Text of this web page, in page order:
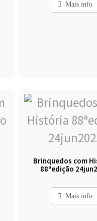
Mais info
Brinquedos com
88ªedição
Mais info